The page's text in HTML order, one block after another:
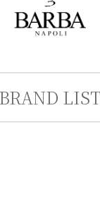
BRAND LIST